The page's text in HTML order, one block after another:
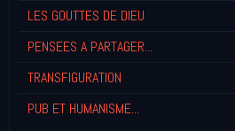
LES GOUTTES DE DIEU
PENSEES A PARTAGER...
TRANSFIGURATION
PUB ET HUMANISME...